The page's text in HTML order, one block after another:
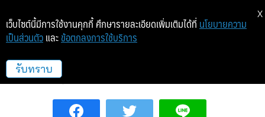
ชวนบอกรักผ่าน “คาเฟ่ อเมซอน”
ไลฟ์สไตล์
เว็บไซต์นี้มีการใช้งานคุกกี้ ศึกษารายละเอียดเพิ่มเติมได้ที่ นโยบายความ
เป็นส่วนตัว และ ข้อตกลงการใช้บริการ
รับทราบ
X